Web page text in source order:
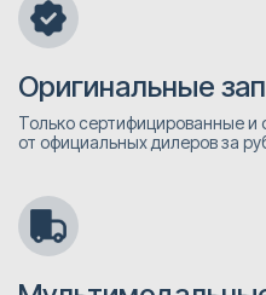
Оригинальные
Только сертифицированные
от официальных дилеров за